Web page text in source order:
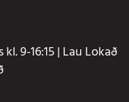
kl. 9-16:15 | Lau Lokað